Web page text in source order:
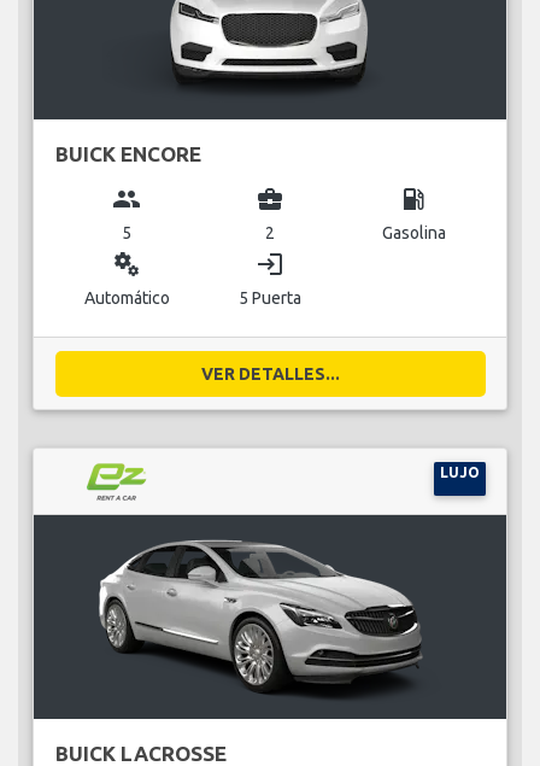
BUICK ENCORE
group
5
business_center
2
local_gas_station
Gasolina
miscellaneous_services
Automático
login
5 Puerta
VER DETALLES...
LUJO
BUICK LACROSSE